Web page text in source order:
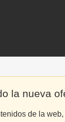
la nueva
de la